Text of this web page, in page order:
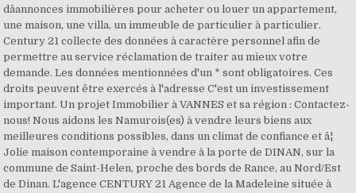
dâannonces immobilières pour acheter ou louer un appartement,
une maison, une villa, un immeuble de particulier à particulier.
Century 21 collecte des données à caractère personnel afin de
permettre au service réclamation de traiter au mieux votre
demande. Les données mentionnées d'un * sont obligatoires. Ces
droits peuvent être exercés à l'adresse C'est un investissement
important. Un projet Immobilier à VANNES et sa région : Contactez-
nous! Nous aidons les Namurois(es) à vendre leurs biens aux
meilleures conditions possibles, dans un climat de confiance et â¦
Jolie maison contemporaine à vendre à la porte de DINAN, sur la
commune de Saint-Helen, proche des bords de Rance, au Nord/Est
de Dinan. L'agence CENTURY 21 Agence de la Madeleine située à